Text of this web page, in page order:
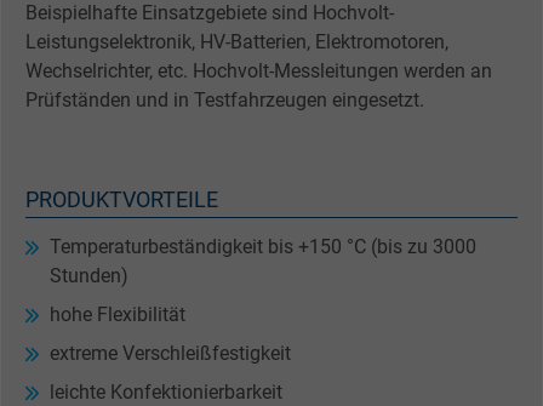
Beispielhafte Einsatzgebiete sind Hochvolt-
Leistungselektronik, HV-Batterien, Elektromotoren,
Wechselrichter, etc. Hochvolt-Messleitungen werden an
Prüfständen und in Testfahrzeugen eingesetzt.
PRODUKTVORTEILE
Temperaturbeständigkeit bis +150 °C (bis zu 3000
Stunden)
hohe Flexibilität
extreme Verschleißfestigkeit
leichte Konfektionierbarkeit